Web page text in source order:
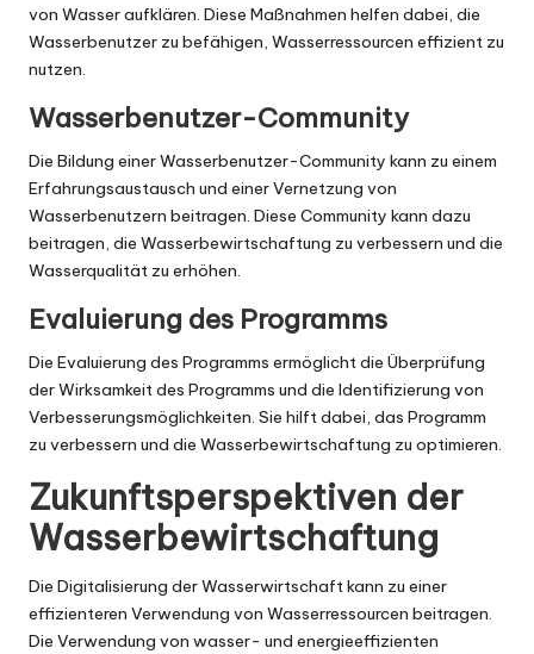
von Wasser aufklären. Diese Maßnahmen helfen dabei, die
Wasserbenutzer zu befähigen, Wasserressourcen effizient zu
nutzen.
Wasserbenutzer-Community
Die Bildung einer Wasserbenutzer-Community kann zu einem
Erfahrungsaustausch und einer Vernetzung von
Wasserbenutzern beitragen. Diese Community kann dazu
beitragen, die Wasserbewirtschaftung zu verbessern und die
Wasserqualität zu erhöhen.
Evaluierung des Programms
Die Evaluierung des Programms ermöglicht die Überprüfung
der Wirksamkeit des Programms und die Identifizierung von
Verbesserungsmöglichkeiten. Sie hilft dabei, das Programm
zu verbessern und die Wasserbewirtschaftung zu optimieren.
Zukunftsperspektiven der
Wasserbewirtschaftung
Die Digitalisierung der Wasserwirtschaft kann zu einer
effizienteren Verwendung von Wasserressourcen beitragen.
Die Verwendung von wasser- und energieeffizienten